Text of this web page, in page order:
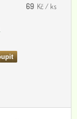
69 Kč / ks